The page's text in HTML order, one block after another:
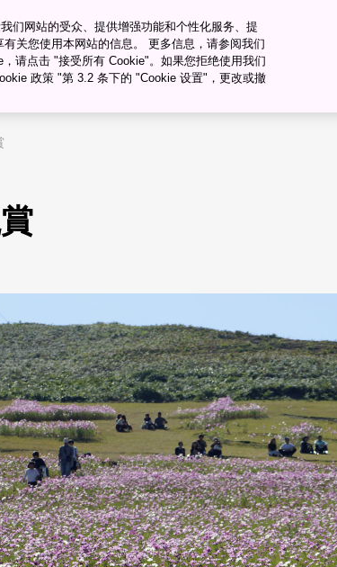
旅行�ȝ�� 旅行计划
们网站的受众、提供增强功能和个性化服务、提
关您使用本网站的信息。 更多信息，请参阅我们
请点击 "接受所有 Cookie"。如果您拒绝使用我们
政策 "第 3.2 条下的 "Cookie 设置"，更改或撤